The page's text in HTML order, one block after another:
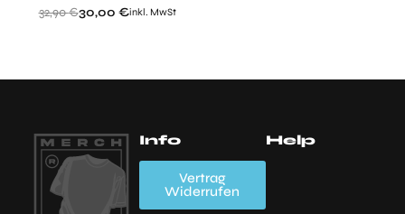
32,90€30,00 €inkl. MwSt
Info
Mein Account
Zahlungsarten
Versand,
Vertrag
Widerrufen
Help